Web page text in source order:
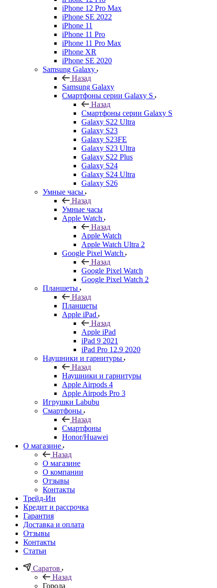
iPhone 12 Pro Max
iPhone SE 2022
iPhone 11
iPhone 11 Pro
iPhone 11 Pro Max
iPhone XR
iPhone SE 2020
Samsung Galaxy
Назад
Samsung Galaxy
Смартфоны серии Galaxy S
Назад
Смартфоны серии Galaxy S
Galaxy S22 Ultra
Galaxy S23
Galaxy S23FE
Galaxy S23 Ultra
Galaxy S22 Plus
Galaxy S24
Galaxy S24 Ultra
Galaxy S26
Умные часы
Назад
Умные часы
Apple Watch
Назад
Apple Watch
Apple Watch Ultra 2
Google Pixel Watch
Назад
Google Pixel Watch
Google Pixel Watch 2
Планшеты
Назад
Планшеты
Apple iPad
Назад
Apple iPad
iPad 9 2021
iPad Pro 12.9 2020
Наушники и гарнитуры
Назад
Наушники и гарнитуры
Apple Airpods 4
Apple Airpods Pro 3
Игрушки Labubu
Смартфоны
Назад
Смартфоны
Honor/Huawei
О магазине
Назад
О магазине
О компании
Отзывы
Контакты
Трейд-Ин
Кредит и рассрочка
Гарантия
Доставка и оплата
Отзывы
Контакты
Статьи
Саратов
Назад
Города